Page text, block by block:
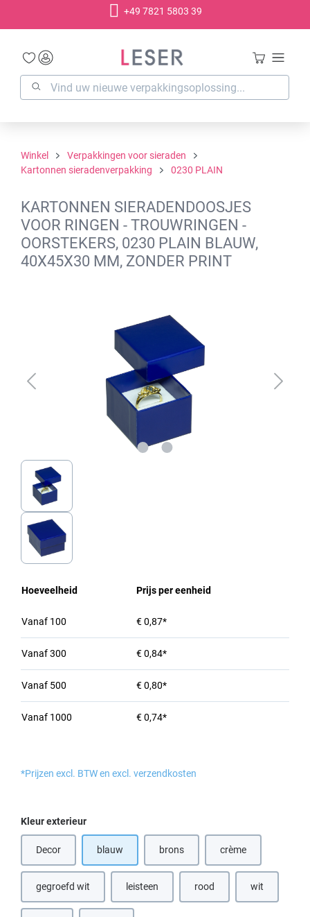
+49 7821 5803 39
Winkel
Verpakkingen voor sieraden
Kartonnen sieradenverpakking
0230 PLAIN
KARTONNEN SIERADENDOOSJES
VOOR RINGEN - TROUWRINGEN -
OORSTEKERS, 0230 PLAIN BLAUW,
40X45X30 MM, ZONDER PRINT
Hoeveelheid Prijs per eenheid
Vanaf 100 € 0,87*
Vanaf300 € 0,84*
Vanaf 500 € 0,80*
Vanaf 1000 € 0,74*
*Prijzen excl. BTW en excl. verzendkosten
Selecteer
Kleur exterieur
Decor(Deze optie is momenteel niet beschikbaar.)
blauw brons
(Deze optie is momenteel niet
crème
gegroefd wit(Deze optie is momenteel niet beschikbaar.)
leisteen
(Deze optie is momenteel niet beschikbaar.)
rood(Deze optie is momenteel
wit